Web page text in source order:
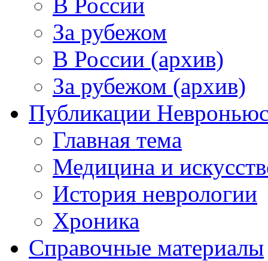
За рубежом
В России (архив)
За рубежом (архив)
Публикации
Главная тема
Медицина и
История неврологии
Хроника
Справочные материалы